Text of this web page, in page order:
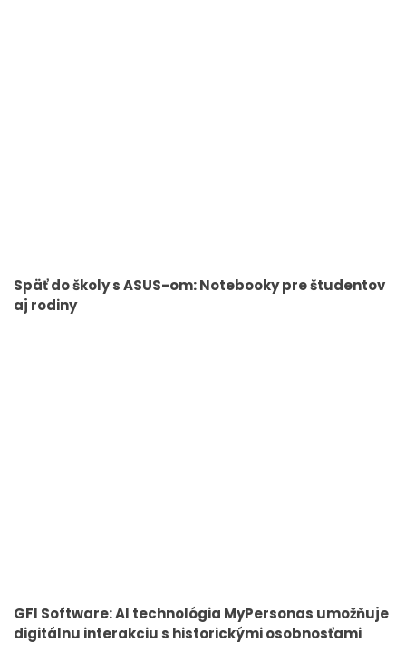
Späť do školy s ASUS-om: Notebooky pre študentov
aj rodiny
GFI Software: AI technológia MyPersonas umožňuje
digitálnu interakciu s historickými osobnosťami